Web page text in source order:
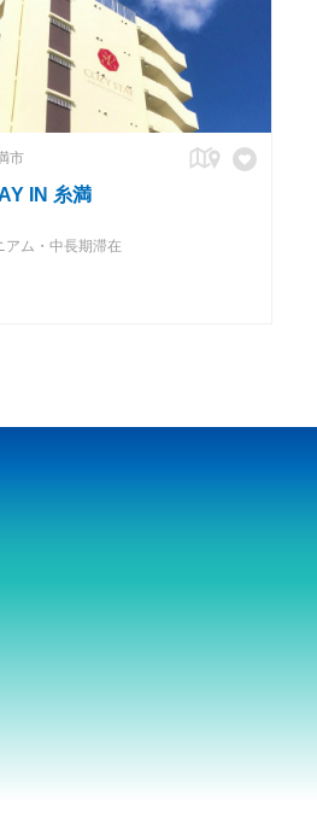
市
IN 糸満
アム・中長期滞在